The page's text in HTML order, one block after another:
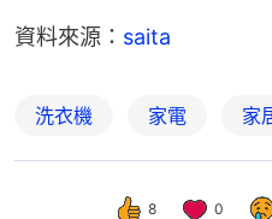
資料來源： saita
洗衣機 家電 家
8 0